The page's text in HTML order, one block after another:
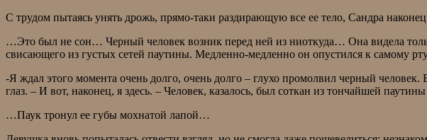
С трудом пытаясь унять дрожь, прямо-таки раздирающую все ее тело, Сандра
…Это был не сон… Черный человек возник перед ней из ниоткуда… Она видела
свисающего из густых сетей паутины. Медленно-медленно он опустился к самому
-Я ждал этого момента очень долго, очень долго – глухо промолвил черный
глаз. – И вот, наконец, я здесь. – Человек, казалось, был соткан из тончайшей
…Паук тронул ее губы мохнатой лапой…